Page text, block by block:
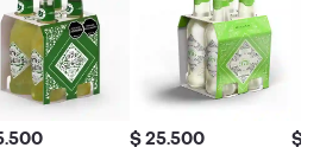
$ 25.500 $